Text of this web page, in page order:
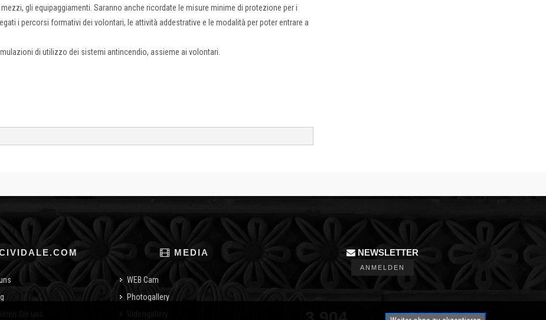
gli equipaggiamenti. Saranno anche ricordate le misure minime di protezione per i
i percorsi formativi dei volontari, le attività addestrative e le modalità per poter entrare a
di utilizzo dei sistemi antincendio, assieme ai volontari.
MEDIA
WEB Cam
Photogallery
NEWSLETTER
ANMELDEN